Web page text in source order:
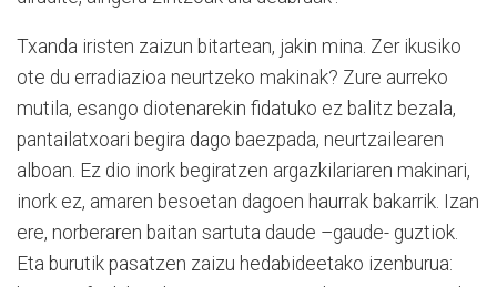
Txanda iristen zaizun bitartean, jakin mina. Zer ikusiko
ote du erradiazioa neurtzeko makinak? Zure aurreko
mutila, esango diotenarekin fidatuko ez balitz bezala,
pantailatxoari begira dago baezpada, neurtzailearen
alboan. Ez dio inork begiratzen argazkilariaren makinari,
inork ez, amaren besoetan dagoen haurrak bakarrik. Izan
ere, norberaren baitan sartuta daude –gaude- guztiok.
Eta burutik pasatzen zaizu hedabideetako izenburua: